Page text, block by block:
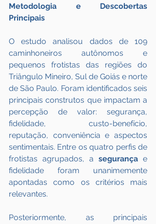
Metodologia e Descobertas
Principais
O estudo analisou dados de 109
caminhoneiros autônomos e
pequenos frotistas das regiões do
Triângulo Mineiro, Sul de Goiás e norte
de São Paulo. Foram identificados seis
principais construtos que impactam a
percepção de valor: segurança,
fidelidade, custo-benefício,
reputação, conveniência e aspectos
sentimentais. Entre os quatro perfis de
frotistas agrupados, a segurança e
fidelidade foram unanimemente
apontadas como os critérios mais
relevantes.
Posteriormente, as principais